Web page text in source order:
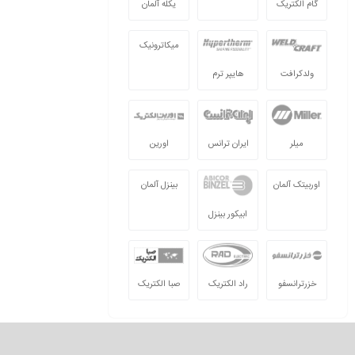
گام الکتریک یکله آلمان
ولدکرافت هایپر ترم
میکاترونیک
میلر ایران ترانس اورین
اوربیتک آلمان
ابیکور بینزل
بینزل آلمان
خزرترانسفو راد الکتریک صبا الکتریک